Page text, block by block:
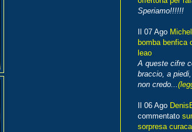
Speriamo!!!!!!
Il 07 Ago
bomba benfica
leao
A queste cifre
braccio, a
non credo...
Il 06 Ago
commentato
sorpresa